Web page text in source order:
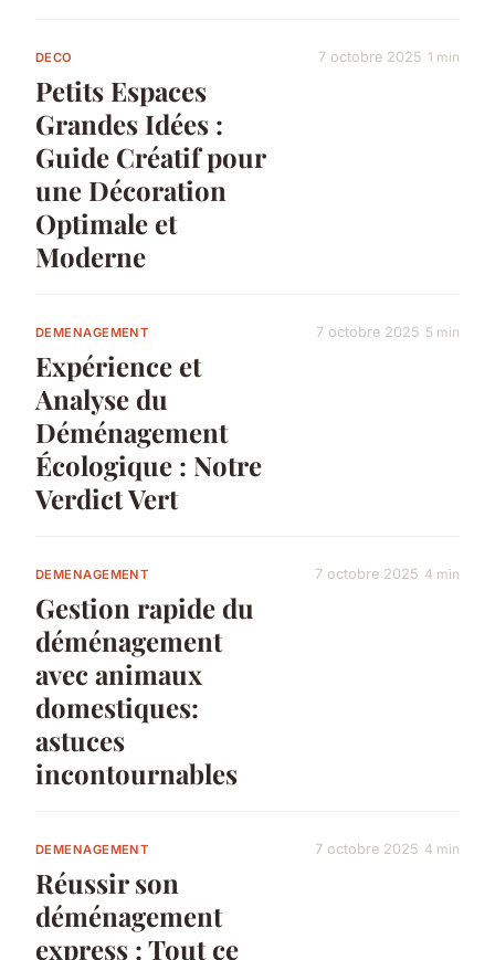
DECO
Petits Espaces
Grandes Idées :
Guide Créatif pour
une Décoration
Optimale et
Moderne
7 octobre 2025 1 min
DEMENAGEMENT
Expérience et
Analyse du
Déménagement
Écologique : Notre
Verdict Vert
7 octobre 2025 5 min
DEMENAGEMENT
Gestion rapide du
déménagement
avec animaux
domestiques:
astuces
incontournables
7 octobre 2025 4 min
DEMENAGEMENT
Réussir son
déménagement
express : Tout ce
7 octobre 2025 4 min